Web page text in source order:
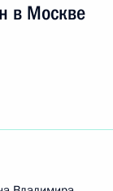
в Москве